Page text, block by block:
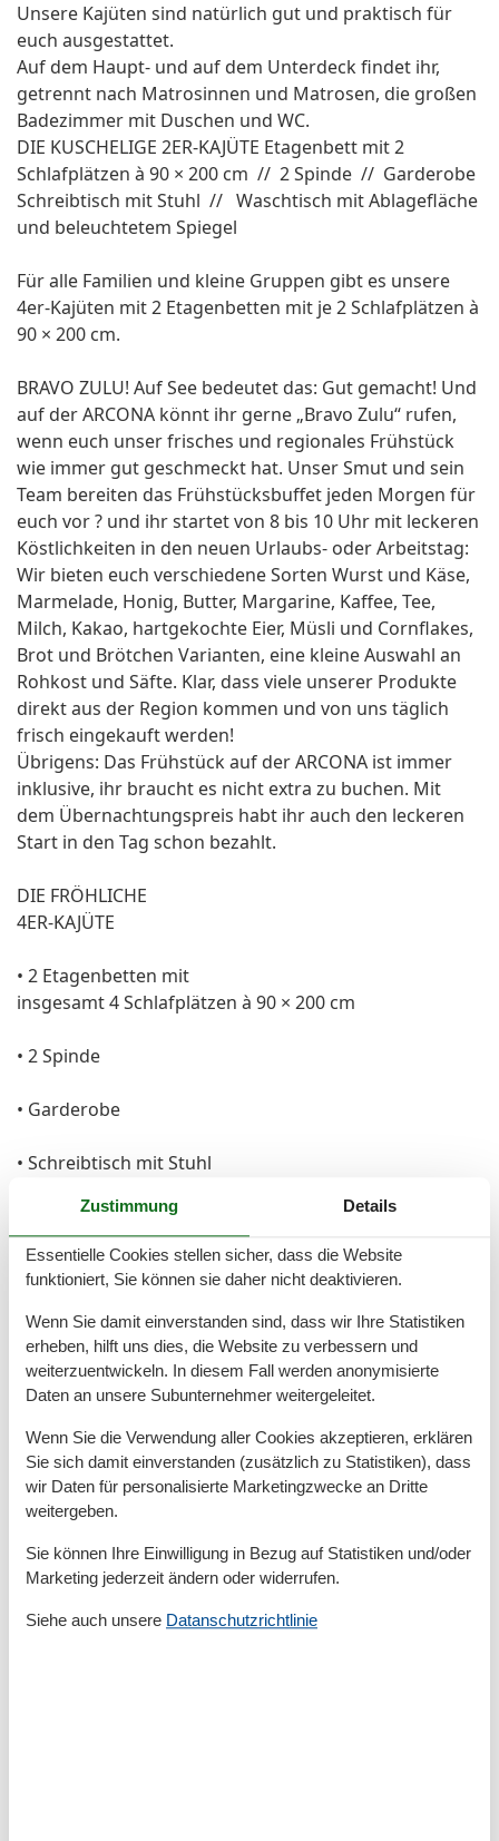
Unsere Kajüten sind natürlich gut und praktisch für
euch ausgestattet.
Auf dem Haupt- und auf dem Unterdeck findet ihr,
getrennt nach Matrosinnen und Matrosen, die großen
Badezimmer mit Duschen und WC.
DIE KUSCHELIGE 2ER-KAJÜTE Etagenbett mit 2
Schlafplätzen à 90 × 200 cm // 2 Spinde // Garderobe
Schreibtisch mit Stuhl // Waschtisch mit Ablagefläche
und beleuchtetem Spiegel
Für alle Familien und kleine Gruppen gibt es unsere
4er-Kajüten mit 2 Etagenbetten mit je 2 Schlafplätzen à
90 × 200 cm.
BRAVO ZULU! Auf See bedeutet das: Gut gemacht! Und
auf der ARCONA könnt ihr gerne „Bravo Zulu“ rufen,
wenn euch unser frisches und regionales Frühstück
wie immer gut geschmeckt hat. Unser Smut und sein
Team bereiten das Frühstücksbuffet jeden Morgen für
euch vor ? und ihr startet von 8 bis 10 Uhr mit leckeren
Köstlichkeiten in den neuen Urlaubs- oder Arbeitstag:
Wir bieten euch verschiedene Sorten Wurst und Käse,
Marmelade, Honig, Butter, Margarine, Kaffee, Tee,
Milch, Kakao, hartgekochte Eier, Müsli und Cornflakes,
Brot und Brötchen Varianten, eine kleine Auswahl an
Rohkost und Säfte. Klar, dass viele unserer Produkte
direkt aus der Region kommen und von uns täglich
frisch eingekauft werden!
Übrigens: Das Frühstück auf der ARCONA ist immer
inklusive, ihr braucht es nicht extra zu buchen. Mit
dem Übernachtungspreis habt ihr auch den leckeren
Start in den Tag schon bezahlt.
DIE FRÖHLICHE
4ER-KAJÜTE
• 2 Etagenbetten mit
insgesamt 4 Schlafplätzen à 90 × 200 cm
• 2 Spinde
• Garderobe
• Schreibtisch mit Stuhl
• Waschtisch mit Ablagefläche
und beleuchtetem Spiegel
Gesamte Ausstattung
Entfernungen
Zum (Kur-)Park/Wald
Zum Bahnhof
800 m
Zum Bäcker
400 m
Zum Restaurant
100 m
Zum Strand
Zum Supermarkt
Zur Badestelle/Gewässer
1 km
Zur Bushaltestelle
Zustimmung Details
Essentielle Cookies stellen sicher, dass die Website
funktioniert, Sie können sie daher nicht deaktivieren.
Wenn Sie damit einverstanden sind, dass wir Ihre Statistiken
erheben, hilft uns dies, die Website zu verbessern und
weiterzuentwickeln. In diesem Fall werden anonymisierte
Daten an unsere Subunternehmer weitergeleitet.
Wenn Sie die Verwendung aller Cookies akzeptieren, erklären
Sie sich damit einverstanden (zusätzlich zu Statistiken), dass
wir Daten für personalisierte Marketingzwecke an Dritte
weitergeben.
Sie können Ihre Einwilligung in Bezug auf Statistiken und/oder
Marketing jederzeit ändern oder widerrufen.
Siehe auch unsere Datanschutzrichtlinie